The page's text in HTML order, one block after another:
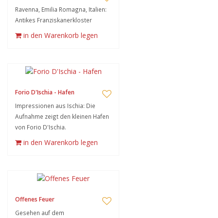
Ravenna, Emilia Romagna, Italien:
Antikes Franziskanerkloster
in den Warenkorb legen
Forio D'Ischia - Hafen
Impressionen aus Ischia: Die
Aufnahme zeigt den kleinen Hafen
von Forio D'Ischia.
in den Warenkorb legen
Offenes Feuer
Gesehen auf dem